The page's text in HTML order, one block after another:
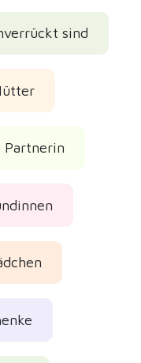
sind
Partnerin